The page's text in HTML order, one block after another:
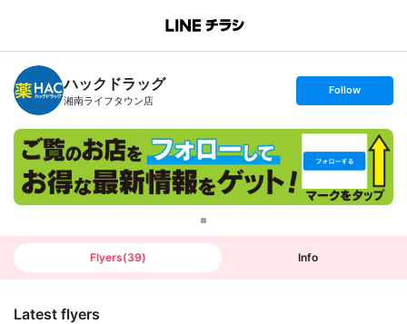
B
n
c
h
T
ハックドラッグ
湘南ライフタウン店
s
t
o
l
o
w
Follow
Flyers(39) Info
Latest flyers